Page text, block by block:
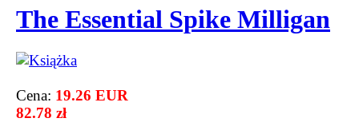
The Essential Spike Milligan
Cena: 19.26 EUR
82.78 zł